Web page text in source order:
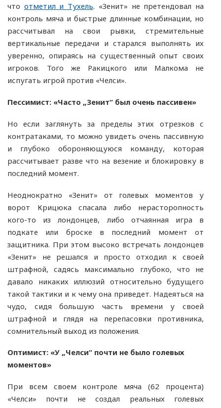
что отметил и Тухель. «Зенит» не претендовал на
контроль мяча и быстрые длинные комбинации, но
рассчитывал на свои рывки, стремительные
вертикальные передачи и старался выполнять их
уверенно, опираясь на существенный опыт своих
игроков. Того же Ракицкого или Малкома не
испугать игрой против «Челси».
Пессимист: «Часто „Зенит“ был очень пассивен»
Но если заглянуть за пределы этих отрезков с
контратаками, то можно увидеть очень пассивную
и глубоко обороняющуюся команду, которая
рассчитывает разве что на везение и блокировку в
последний момент.
Неоднократно «Зенит» от голевых моментов у
ворот Крицюка спасала либо нерасторопность
кого-то из лондонцев, либо отчаянная игра в
подкате или броске в последний момент от
защитника. При этом высоко встречать лондонцев
«Зенит» не решался и просто отходил к своей
штрафной, садясь максимально глубоко, что не
давало никаких иллюзий относительно будущего
такой тактики и к чему она приведет. Надеяться на
чудо, сидя большую часть времени у своей
штрафной и глядя на перепасовки противника,
сомнительный выход из положения.
Оптимист: «У „Челси“ почти не было голевых
моментов»
При всем своем контроле мяча (62 процента)
«Челси» почти не создал реальных голевых